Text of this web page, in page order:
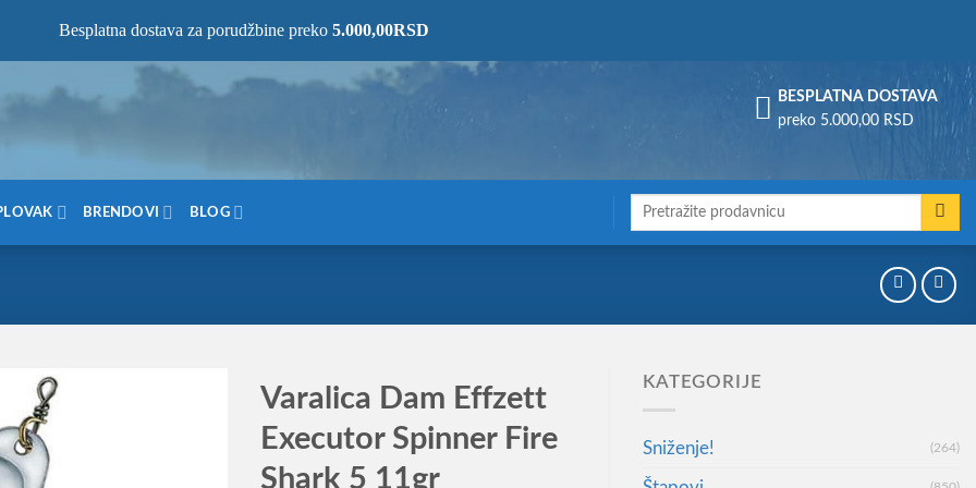
BESPLATNA DOSTAVA
preko 5.000,00 RSD
BRENDOVI BLOG
Претрага
Varalica Dam Effzett
Executor Spinner Fire
Shark 5 11gr
KATEGORIJE
Sniženje! (264)
Besplatna dostava za porudžbine preko 5.000,00RSD